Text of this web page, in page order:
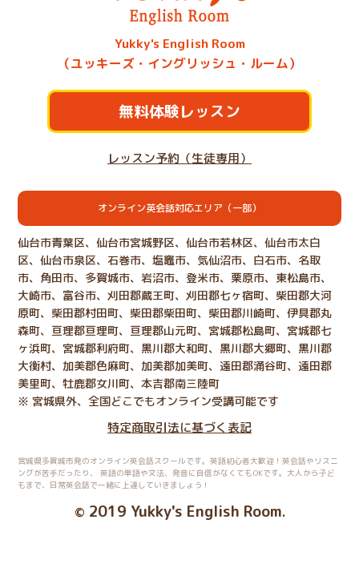
Yukky's English Room
（ユッキーズ・イングリッシュ・ルーム）
無料体験レッスン
レッスン予約（生徒専用）
オンライン英会話対応エリア（一部）
仙台市青葉区、仙台市宮城野区、仙台市若林区、仙台市太白
区、仙台市泉区、石巻市、塩竈市、気仙沼市、白石市、名取
市、角田市、多賀城市、岩沼市、登米市、栗原市、東松島市、
大崎市、富谷市、刈田郡蔵王町、刈田郡七ヶ宿町、柴田郡大河
原町、柴田郡村田町、柴田郡柴田町、柴田郡川崎町、伊具郡丸
森町、亘理郡亘理町、亘理郡山元町、宮城郡松島町、宮城郡七
ヶ浜町、宮城郡利府町、黒川郡大和町、黒川郡大郷町、黒川郡
大衡村、加美郡色麻町、加美郡加美町、遠田郡涌谷町、遠田郡
美里町、牡鹿郡女川町、本吉郡南三陸町
※ 宮城県外、全国どこでもオンライン受講可能です
特定商取引法に基づく表記
宮城県多賀城市発のオンライン英会話スクールです。英語初心者大歓迎！英会話やリスニ
ングが苦手だったり、
英語の単語や文法、発音に自信がなくてもOKです。大人から子ど
もまで、日常英会話で一緒に上達していきましょう！
© 2019 Yukky's English Room.